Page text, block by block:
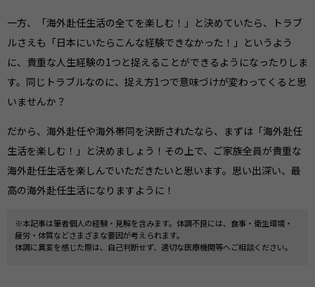
一方、「海外赴任生活の全てを楽しむ！」と決めていたら、トラブ
ルさえも「日本にいたらこんな経験できなかった！」というよう
に、貴重な人生経験の1つと捉えることができるようになったりしま
す。同じトラブルなのに、捉え方1つで意味づけが変わってくると思
いませんか？
だから、海外赴任や海外帯同を決断されたなら、まずは「海外赴任
生活を楽しむ！」と決めましょう！その上で、ご家族全員が貴重な
海外赴任生活を楽しんでいただきたいと思います。思い出深い、最
高の海外赴任生活になりますように！
※本記事は筆者個人の経験・見解を含みます。体調不良には、食事・衛生環境・
疲労・体質などさまざまな要因が考えられます。
体調に異変を感じた際は、自己判断せず、適切な医療機関等へご相談ください。